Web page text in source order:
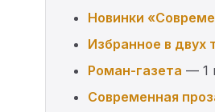
Новинки
Избранное в двух
Роман-газета — 1
Современная